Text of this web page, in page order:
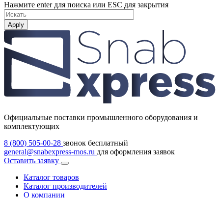
Нажмите enter для поиска или ESC для закрытия
Apply
Официальные поставки промышленного оборудования и
комплектующих
8 (800) 505-00-28 звонок бесплатный
general@snabexpress-mos.ru для оформления заявок
Оставить заявку
Каталог товаров
Каталог производителей
О компании